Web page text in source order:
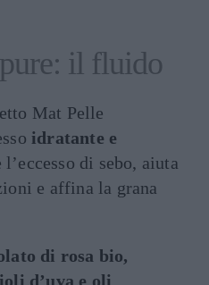
il fluido
Mat Pelle
idratante e
l’eccesso di sebo, aiuta
e affina la grana
di rosa bio,
d’uva e oli